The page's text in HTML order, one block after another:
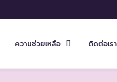
ความช่วยเหลือ ติดต่อเรา